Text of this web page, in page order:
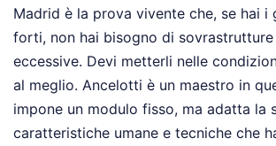
Madrid è la prova vivente che, se hai i
forti, non hai bisogno di
eccessive. Devi metterli nelle
al meglio. Ancelotti è un maestro in
impone un modulo fisso, ma adatta la
caratteristiche umane e tecniche che